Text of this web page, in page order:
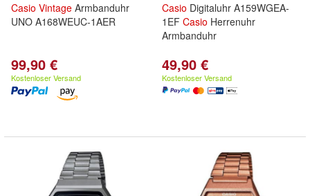
Casio Vintage Armbanduhr
UNO A168WEUC-1AER
99,90 €
Kostenloser Versand
Casio Digitaluhr A159WGEA-
1EF Casio Herrenuhr
Armbanduhr
49,90 €
Kostenloser Versand